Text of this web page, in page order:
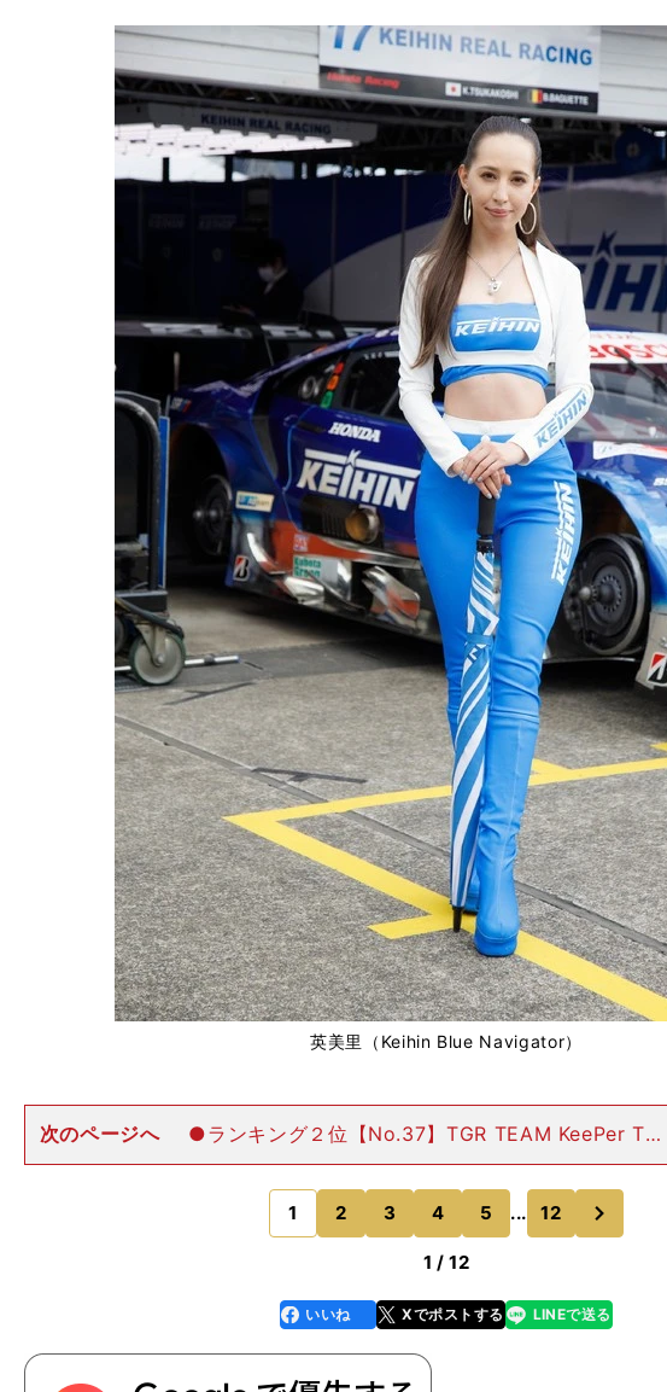
英美里（Keihin Blue Navigator）
次のページへ
●ランキング２位【No.37】TGR TEAM KeePer TO
M'S ［ドライバー］平川亮／山下健太（※山下はニック・キャシディ
に代わり第７戦より参戦し19位）［マシン］KeePer TOM'S
1 2 3 4 5 ... 12
1 / 12
faceboo
k
いいね Xでポストする
line LINEで送る
。